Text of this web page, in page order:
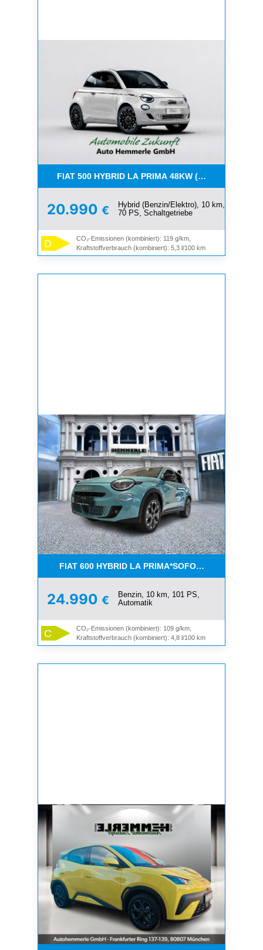
FIAT 500 HYBRID LA PRIMA 48KW (65) PS **MEGA
20.990 €
Hybrid (Benzin/Elektro), 10 km,
70 PS, Schaltgetriebe
D
CO₂-Emissionen (kombiniert): 119 g/km,
Kraftstoffverbrauch (kombiniert): 5,3 l/100 km
FIAT 600 HYBRID LA PRIMA*SOFORT
24.990 €
Benzin, 10 km, 101 PS,
Automatik
C
CO₂-Emissionen (kombiniert): 109 g/km,
Kraftstoffverbrauch (kombiniert): 4,8 l/100 km